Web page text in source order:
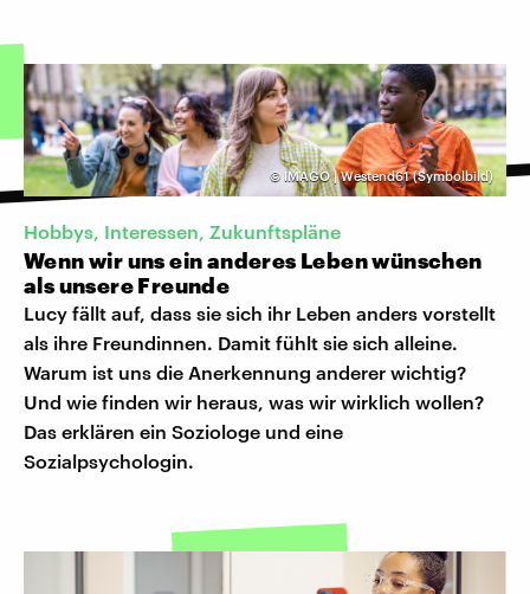
© IMAGO | Westend61 (Symbolbild)
Hobbys, Interessen, Zukunftspläne
Wenn wir uns ein anderes Leben wünschen
als unsere Freunde
Lucy fällt auf, dass sie sich ihr Leben anders vorstellt
als ihre Freundinnen. Damit fühlt sie sich alleine.
Warum ist uns die Anerkennung anderer wichtig?
Und wie finden wir heraus, was wir wirklich wollen?
Das erklären ein Soziologe und eine
Sozialpsychologin.